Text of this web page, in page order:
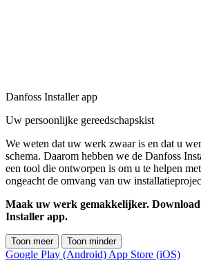
Danfoss Installer app
Uw persoonlijke gereedschapskist
We weten dat uw werk zwaar is en dat u
schema. Daarom hebben we de Danfoss
een tool die ontworpen is om u te helpen
ongeacht de omvang van uw
Maak uw werk gemakkelijker. Download
Installer app.
Toon meer Toon minder
Google Play (Android) App Store (iOS)